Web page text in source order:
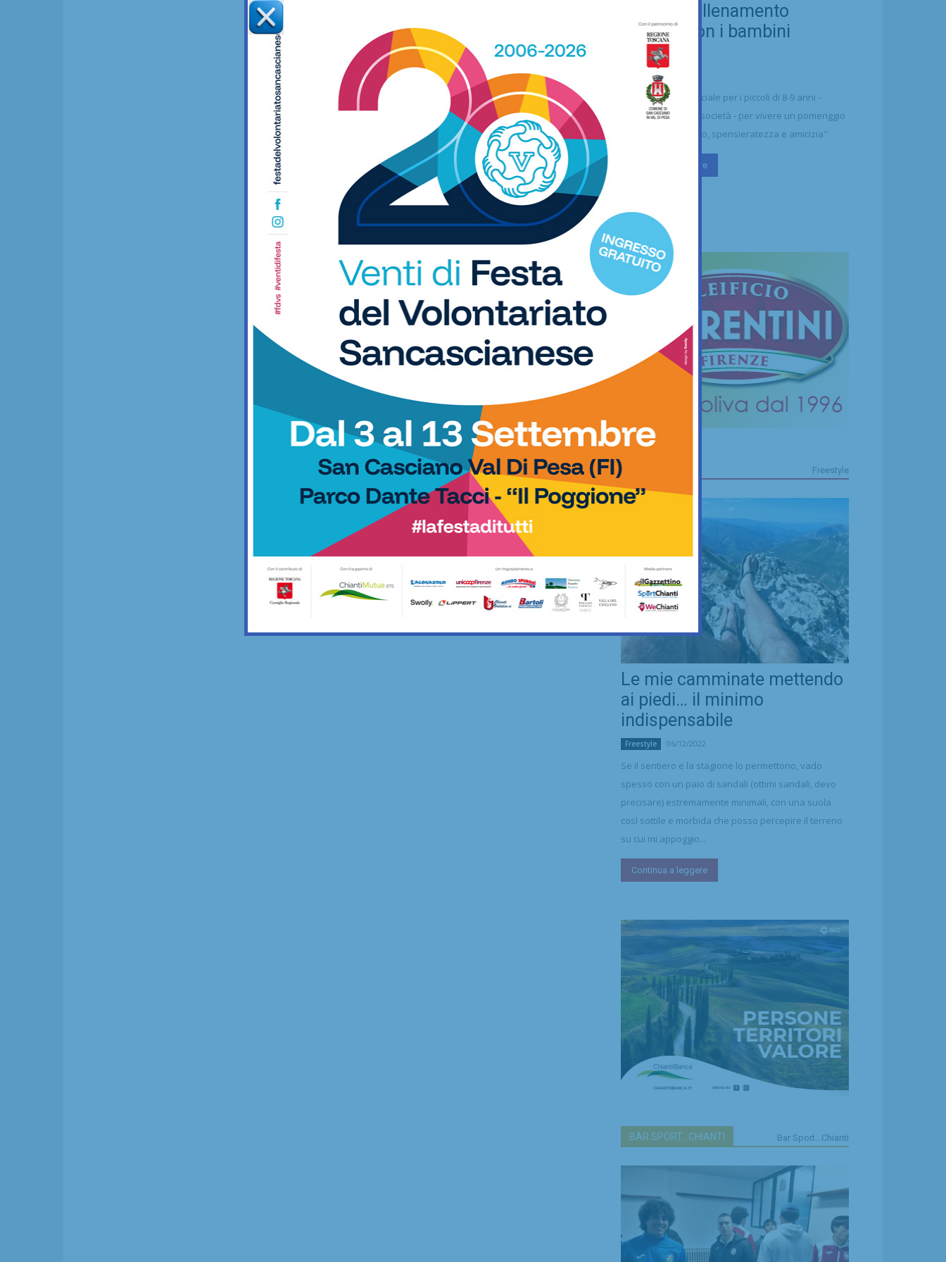
bellezza: allenamento
insieme con i bambini
Saharawi
21/07/2026
"Un'occasione speciale per i piccoli di 8-9 anni -
sottolineano dalla società - per vivere un pomeriggio
di puro divertimento, spensieratezza e amicizia"
Continua a leggere
Freestyle
Le mie camminate mettendo
ai piedi… il minimo
indispensabile
Freestyle 06/12/2022
Se il sentiero e la stagione lo permettono, vado
spesso con un paio di sandali (ottimi sandali, devo
precisare) estremamente minimali, con una suola
così sottile e morbida che posso percepire il terreno
su cui mi appoggio...
Continua a leggere
BAR SPORT...CHIANTI Bar Sport...Chianti